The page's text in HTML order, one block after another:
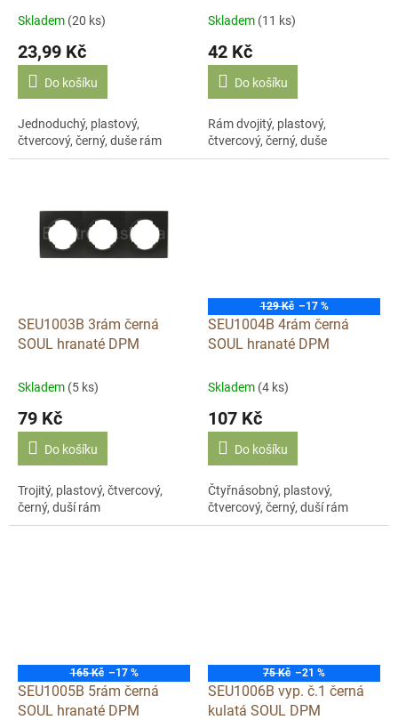
Skladem (20 ks)
23,99 Kč
Do košíku
Jednoduchý, plastový,
čtvercový, černý, duše rám
Skladem (11 ks)
42 Kč
Do košíku
Rám dvojitý, plastový,
čtvercový, černý, duše
SEU1003B 3rám černá
SOUL hranaté DPM
Skladem (5 ks)
79 Kč
Do košíku
Trojitý, plastový, čtvercový,
černý, duší rám
129 Kč –17 %
SEU1004B 4rám černá
SOUL hranaté DPM
Skladem (4 ks)
107 Kč
Do košíku
Čtyřnásobný, plastový,
čtvercový, černý, duší rám
165 Kč –17 %
SEU1005B 5rám černá
SOUL hranaté DPM
75 Kč –21 %
SEU1006B vyp. č.1 černá
kulatá SOUL DPM